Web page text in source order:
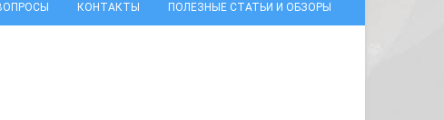
КОНТАКТЫ ПОЛЕЗНЫЕ СТАТЬИ И ОБЗОРЫ